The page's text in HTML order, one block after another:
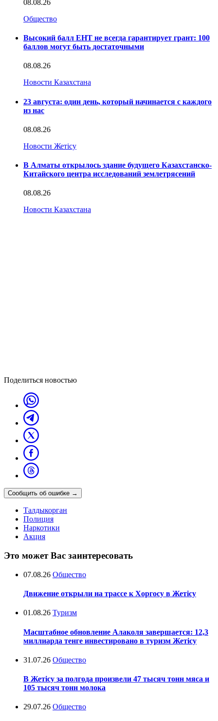
08.08.26
Общество
Высокий балл ЕНТ не всегда гарантирует грант: 100
баллов могут быть достаточными
08.08.26
Новости Казахстана
23 августа: один день, который начинается с каждого
из нас
08.08.26
Новости Жетісу
В Алматы открылось здание будущего Казахстанско-
Китайского центра исследований землетрясений
08.08.26
Новости Казахстана
Поделиться новостью
Сообщить об ошибке →
Талдыкорган
Полиция
Наркотики
Акция
Это может Вас заинтересовать
07.08.26 Общество
Движение открыли на трассе к Хоргосу в Жетісу
01.08.26 Туризм
Масштабное обновление Алаколя завершается: 12,3
миллиарда тенге инвестировано в туризм Жетісу
31.07.26 Общество
В Жетісу за полгода произвели 47 тысяч тонн мяса и
105 тысяч тонн молока
29.07.26 Общество